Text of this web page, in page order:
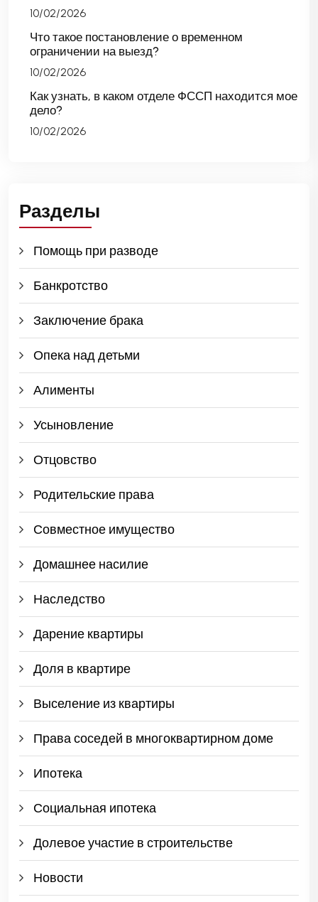
10/02/2026
Что такое постановление о временном
ограничении на выезд?
10/02/2026
Как узнать, в каком отделе ФССП находится мое
дело?
10/02/2026
Разделы
Помощь при разводе
Банкротство
Заключение брака
Опека над детьми
Алименты
Усыновление
Отцовство
Родительские права
Совместное имущество
Домашнее насилие
Наследство
Дарение квартиры
Доля в квартире
Выселение из квартиры
Права соседей в многоквартирном доме
Ипотека
Социальная ипотека
Долевое участие в строительстве
Новости